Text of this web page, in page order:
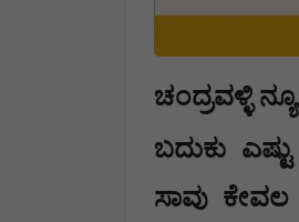
ಚಂದ್ರವಳ್ಳಿ
​ಬದುಕು
ಸಾವು ಕೇವಲ